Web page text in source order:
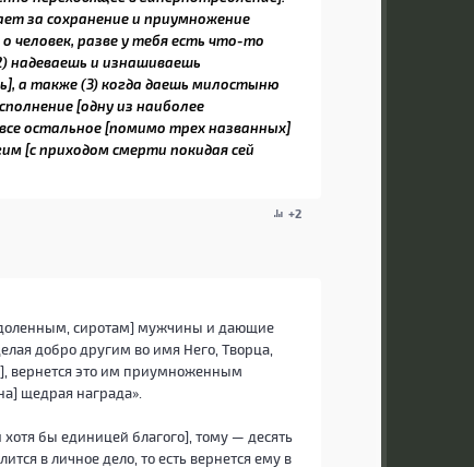
за сохранение и приумножение
человек, разве у тебя есть что-то
и изнашиваешь
а также (3) когда даешь милостыню
[одну из наиболее
остальное [помимо трех названных]
[с приходом смерти покидая сей
+2
сиротам] мужчины и дающие
добро другим во имя Него, Творца,
вернется это им приумноженным
щедрая награда».
бы единицей благого], тому — десять
в личное дело, то есть вернется ему в